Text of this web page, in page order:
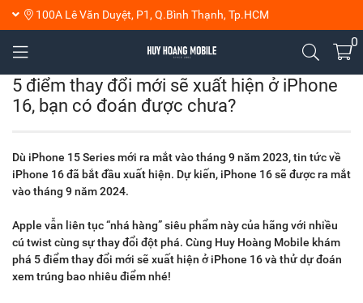
100A Lê Văn Duyệt, P1, Q.Bình Thạnh, Tp.HCM
0
5 điểm thay đổi mới sẽ xuất hiện ở iPhone
16, bạn có đoán được chưa?
Dù iPhone 15 Series mới ra mắt vào tháng 9 năm 2023, tin tức về
iPhone 16 đã bắt đầu xuất hiện. Dự kiến, iPhone 16 sẽ được ra mắt
vào tháng 9 năm 2024.
Apple vẫn liên tục “nhá hàng” siêu phẩm này của hãng với nhiều
cú twist cùng sự thay đổi đột phá. Cùng Huy Hoàng Mobile khám
phá 5 điểm thay đổi mới sẽ xuất hiện ở iPhone 16 và thử dự đoán
xem trúng bao nhiêu điểm nhé!